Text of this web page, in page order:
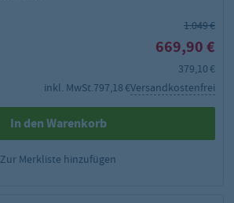
1.049 €
669,90 €
379,10 €
inkl. MwSt.797,18 €Versandkostenfrei
In den Warenkorb
Zur Merkliste hinzufügen